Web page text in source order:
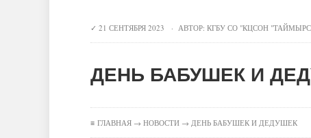
21 СЕНТЯБРЯ 2023 · АВТОР: КГБУ СО "КЦСОН
ДЕНЬ БАБУШЕК И
≡ ГЛАВНАЯ → НОВОСТИ → ДЕНЬ БАБУШЕК И ДЕДУШЕК